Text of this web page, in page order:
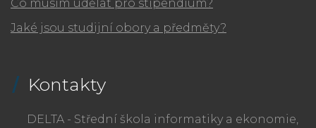
Co musím udělat pro stipendium?
Jaké jsou studijní obory a předměty?
Kontakty
DELTA - Střední škola informatiky a ekonomie,